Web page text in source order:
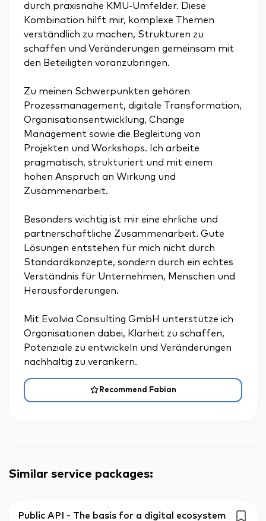
Recommend Fabian
durch praxisnahe KMU-Umfelder. Diese
Kombination hilft mir, komplexe Themen
verständlich zu machen, Strukturen zu
schaffen und Veränderungen gemeinsam mit
den Beteiligten voranzubringen.
Zu meinen Schwerpunkten gehören
Prozessmanagement, digitale Transformation,
Organisationsentwicklung, Change
Management sowie die Begleitung von
Projekten und Workshops. Ich arbeite
pragmatisch, strukturiert und mit einem
hohen Anspruch an Wirkung und
Zusammenarbeit.
Besonders wichtig ist mir eine ehrliche und
partnerschaftliche Zusammenarbeit. Gute
Lösungen entstehen für mich nicht durch
Standardkonzepte, sondern durch ein echtes
Verständnis für Unternehmen, Menschen und
Herausforderungen.
Mit Evolvia Consulting GmbH unterstütze ich
Organisationen dabei, Klarheit zu schaffen,
Potenziale zu entwickeln und Veränderungen
nachhaltig zu verankern.
Similar service packages:
Public API - The basis for a digital ecosystem